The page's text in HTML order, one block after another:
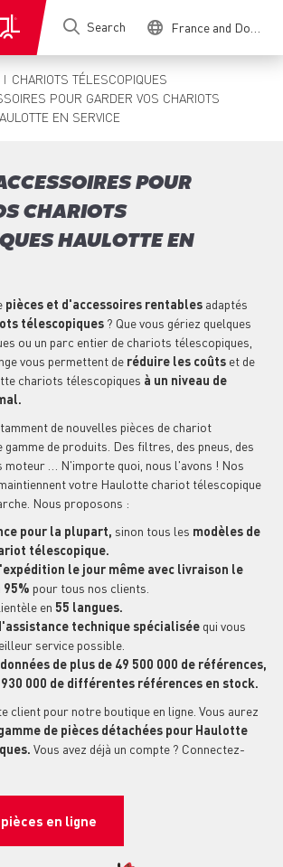
Search France and Dom-Tom
CHARIOTS TÉLESCOPIQUES
POUR GARDER VOS CHARIOTS
EN SERVICE
POUR
CHARIOTS
HAULOTTE EN
pièces et d'accessoires rentables adaptés
télescopiques ? Que vous gériez quelques
ou un parc entier de chariots télescopiques,
vous permettent de réduire les coûts et de
chariots télescopiques à un niveau de
de nouvelles pièces de chariot
de produits. Des filtres, des pneus, des
moteur … N'importe quoi, nous l'avons ! Nos
votre Haulotte chariot télescopique
Nous proposons :
pour la plupart, sinon tous les modèles de
télescopique.
le jour même avec livraison le
95% pour tous nos clients.
en 55 langues.
technique spécialisée qui vous
service possible.
de plus de 49 500 000 de références,
000 de différentes références en stock.
client pour notre boutique en ligne. Vous aurez
de pièces détachées pour Haulotte
Vous avez déjà un compte ? Connectez-
en ligne